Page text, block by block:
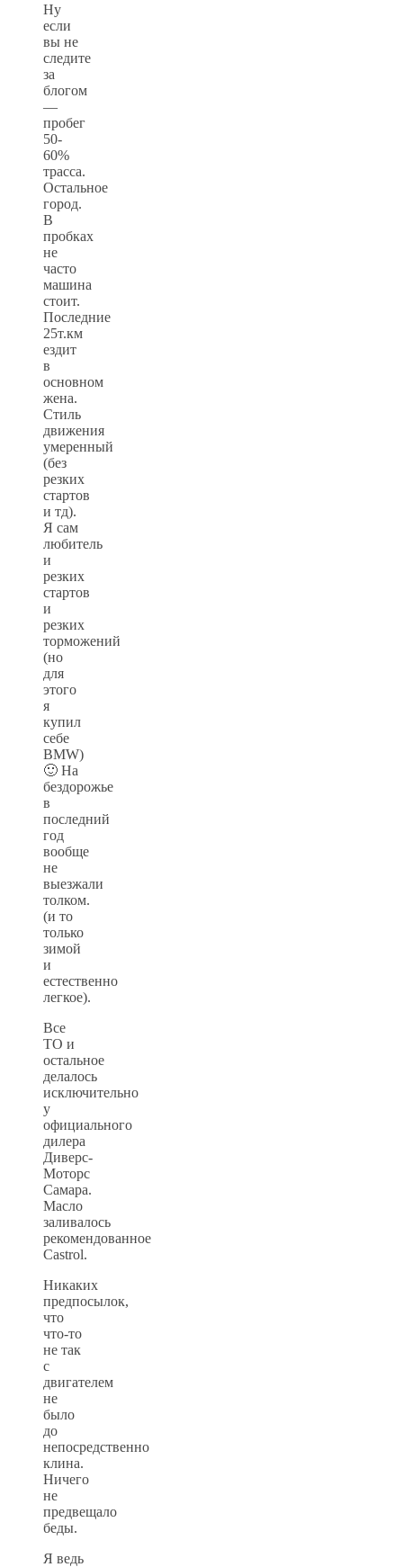
Ну
если
вы не
следите
за
блогом
—
пробег
50-
60%
трасса.
Остальное
город.
В
пробках
не
часто
машина
стоит.
Последние
25т.км
ездит
в
основном
жена.
Стиль
движения
умеренный
(без
резких
стартов
и тд).
Я сам
любитель
и
резких
стартов
и
резких
торможений
(но
для
этого
я
купил
себе
BMW)
🙂 На
бездорожье
в
последний
год
вообще
не
выезжали
толком.
(и то
только
зимой
и
естественно
легкое).
Все
ТО и
остальное
делалось
исключительно
у
официального
дилера
Диверс-
Моторс
Самара.
Масло
заливалось
рекомендованное
Castrol.
Никаких
предпосылок,
что
что-то
не так
с
двигателем
не
было
до
непосредственно
клина.
Ничего
не
предвещало
беды.
Я ведь